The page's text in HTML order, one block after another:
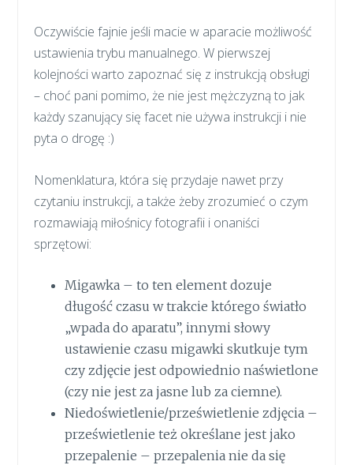
Oczywiście fajnie jeśli macie w aparacie możliwość
ustawienia trybu manualnego. W pierwszej
kolejności warto zapoznać się z instrukcją obsługi
– choć pani pomimo, że nie jest mężczyzną to jak
każdy szanujący się facet nie używa instrukcji i nie
pyta o drogę :)
Nomenklatura, która się przydaje nawet przy
czytaniu instrukcji, a także żeby zrozumieć o czym
rozmawiają miłośnicy fotografii i onaniści
sprzętowi:
Migawka – to ten element dozuje
długość czasu w trakcie którego światło
„wpada do aparatu”, innymi słowy
ustawienie czasu migawki skutkuje tym
czy zdjęcie jest odpowiednio naświetlone
(czy nie jest za jasne lub za ciemne).
Niedoświetlenie/prześwietlenie zdjęcia –
prześwietlenie też określane jest jako
przepalenie – przepalenia nie da się